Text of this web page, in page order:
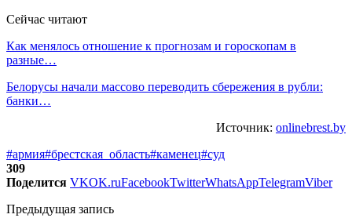
Сейчас читают
Как менялось отношение к прогнозам и гороскопам в
разные…
Белорусы начали массово переводить сбережения в рубли:
банки…
Источник: onlinebrest.by
#армия#брестская_область#каменец#суд
309
Поделится VKOK.ruFacebookTwitterWhatsAppTelegramViber
Предыдущая запись